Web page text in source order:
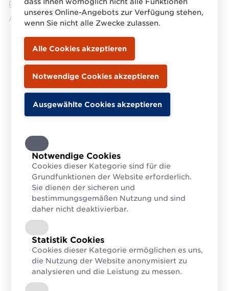
Berücksichtigung von
Anwenderbedürfnissen.
unseres Online-Angebots zur Verfügung stehen,
wenn Sie nicht alle Zwecke zulassen.
Notwendige Cookies
Cookies dieser Kategorie sind für die
Grundfunktionen der Website erforderlich.
Sie dienen der sicheren und
bestimmungsgemäßen Nutzung und sind
daher nicht deaktivierbar.
Statistik Cookies
Cookies dieser Kategorie ermöglichen es uns,
die Nutzung der Website anonymisiert zu
analysieren und die Leistung zu messen.